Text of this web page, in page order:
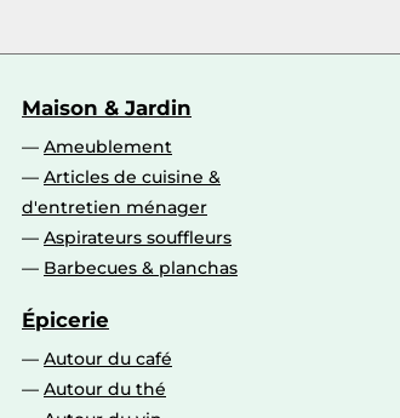
Maison & Jardin
Ameublement
Articles de cuisine &
d'entretien ménager
Aspirateurs souffleurs
Barbecues & planchas
Épicerie
Autour du café
Autour du thé